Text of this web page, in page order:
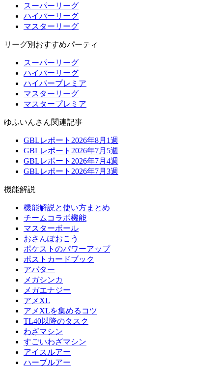
スーパーリーグ
ハイパーリーグ
マスターリーグ
リーグ別おすすめパーティ
スーパーリーグ
ハイパーリーグ
ハイパープレミア
マスターリーグ
マスタープレミア
ゆふいんさん関連記事
GBLレポート2026年8月1週
GBLレポート2026年7月5週
GBLレポート2026年7月4週
GBLレポート2026年7月3週
機能解説
機能解説と使い方まとめ
チームコラボ機能
マスターボール
おさんぽおこう
ポケストのパワーアップ
ポストカードブック
アバター
メガシンカ
メガエナジー
アメXL
アメXLを集めるコツ
TL40以降のタスク
わざマシン
すごいわざマシン
アイスルアー
ハーブルアー